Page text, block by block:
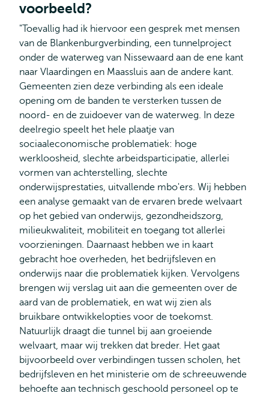
voorbeeld?
"Toevallig had ik hiervoor een gesprek met mensen
van de Blankenburgverbinding, een tunnelproject
onder de waterweg van Nissewaard aan de ene kant
naar Vlaardingen en Maassluis aan de andere kant.
Gemeenten zien deze verbinding als een ideale
opening om de banden te versterken tussen de
noord- en de zuidoever van de waterweg. In deze
deelregio speelt het hele plaatje van
sociaaleconomische problematiek: hoge
werkloosheid, slechte arbeidsparticipatie, allerlei
vormen van achterstelling, slechte
onderwijsprestaties, uitvallende mbo'ers. Wij hebben
een analyse gemaakt van de ervaren brede welvaart
op het gebied van onderwijs, gezondheidszorg,
milieukwaliteit, mobiliteit en toegang tot allerlei
voorzieningen. Daarnaast hebben we in kaart
gebracht hoe overheden, het bedrijfsleven en
onderwijs naar die problematiek kijken. Vervolgens
brengen wij verslag uit aan die gemeenten over de
aard van de problematiek, en wat wij zien als
bruikbare ontwikkelopties voor de toekomst.
Natuurlijk draagt die tunnel bij aan groeiende
welvaart, maar wij trekken dat breder. Het gaat
bijvoorbeeld over verbindingen tussen scholen, het
bedrijfsleven en het ministerie om de schreeuwende
behoefte aan technisch geschoold personeel op te